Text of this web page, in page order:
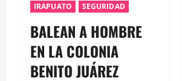
IRAPUATO SEGURIDAD
BALEAN A HOMBRE
EN LA COLONIA
BENITO JUÁREZ